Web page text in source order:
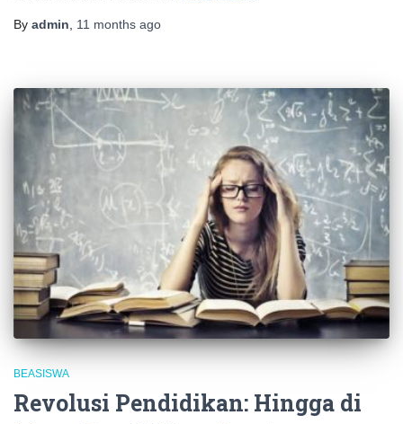
By admin 11 months ago
BEASISWA
Revolusi Pendidikan: Hingga di